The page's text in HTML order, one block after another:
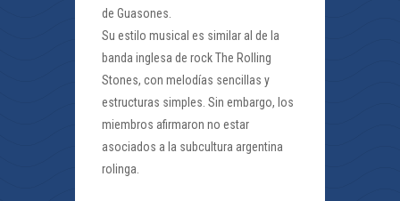
de Guasones.
Su estilo musical es similar al de la
banda inglesa de rock The Rolling
Stones, con melodías sencillas y
estructuras simples. Sin embargo, los
miembros afirmaron no estar
asociados a la subcultura argentina
rolinga.